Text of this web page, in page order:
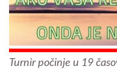
Turnir počinje u 19